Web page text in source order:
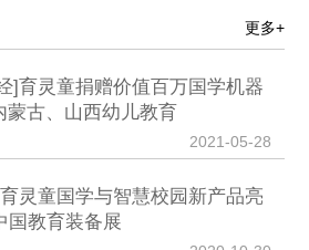
更多+
]育灵童捐赠价值百万国学机器
蒙古、山西幼儿教育
2021-05-28
灵童国学与智慧校园新产品亮
国教育装备展